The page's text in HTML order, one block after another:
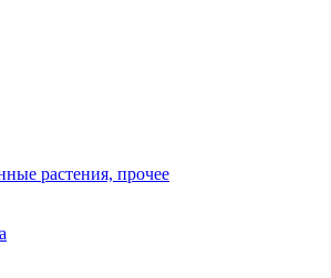
растения, прочее